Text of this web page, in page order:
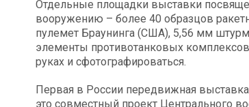
Отдельные площадки выставки
вооружению – более 40 образцов
пулемет Браунинга (США), 5,56 мм
элементы противотанковых
руках и сфотографироваться.
Первая в России передвижная
это совместный проект Центрального